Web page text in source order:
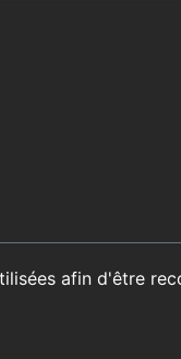
afin d'être